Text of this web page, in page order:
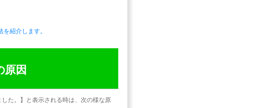
紹介します。
原因
た。】と表示される時は、次の様な原